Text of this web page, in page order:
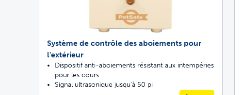
Système de contrôle des aboiements pour
l'extérieur
Dispositif anti-aboiements résistant aux intempéries
pour les cours
Signal ultrasonique jusqu’à 50 pi